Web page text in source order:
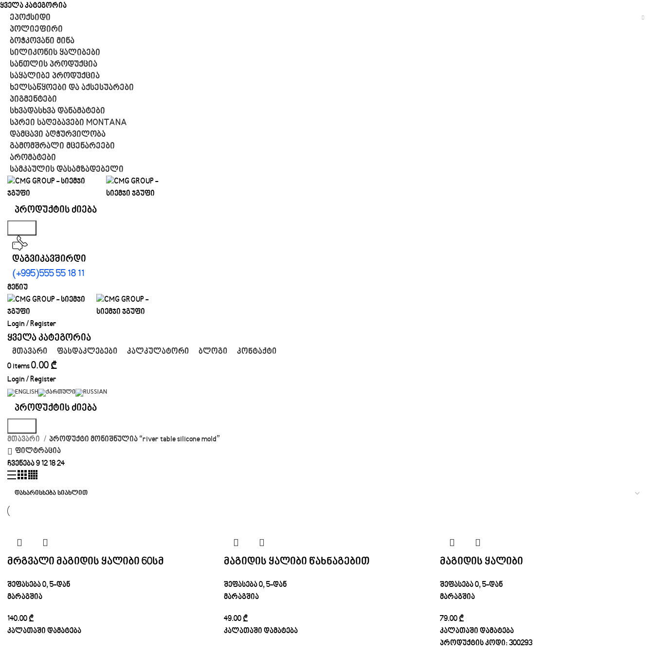
ყველა კატეგორია
ეპოქსიდი
პოლიეფირი
ბოჭკოვანი მინა
სილიკონის ყალიბები
სანთლის პროდუქცია
საყალიბე პროდუქცია
ხელსაწყოები და აქსესუარები
პიგმენტები
სხვადასხვა დანამატები
სპრეი საღებავები MONTANA
დამცავი აღჭურვილობა
გამომშრალი მცენარეები
არომატები
სამკაულის დასამზადებელი
დაგვიკავშირდი
(+995)555 55 18 11
მენიუ
Login / Register
ყველა კატეგორია
ᲛᲗᲐᲕᲐᲠᲘ ᲤᲐᲡᲓᲐᲙᲚᲔᲑᲔᲑᲘ ᲙᲐᲚᲙᲣᲚᲐᲢᲝᲠᲘ ᲑᲚᲝᲒᲘ ᲙᲝᲜᲢᲐᲥᲢᲘ
0 items0.00 ₾
Login / Register
მთავარი
პროდუქტი მონიშნულია “river table silicone mold”
ფილტრაცია
ჩვენება9 12 1824
მრგვალი მაგიდის ყალიბი 60სმ
შეფასება0, 5-დან
მარაგშია
140.00₾
კალათაში დამატება
მაგიდის ყალიბი წახნაგებით
შეფასება0, 5-დან
მარაგშია
49.00₾
კალათაში დამატება
მაგიდის ყალიბი
შეფასება0, 5-დან
მარაგშია
79.00₾
კალათაში დამატება
პროდუქტის კოდი:300293